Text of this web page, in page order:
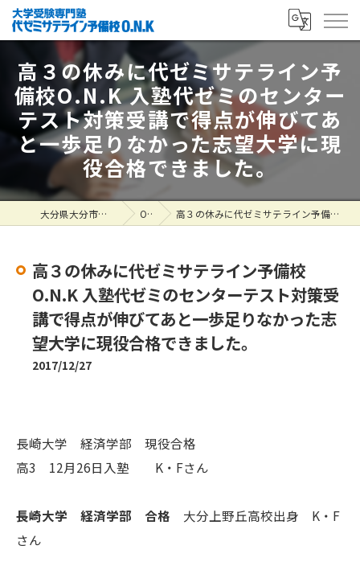
高３の休みに代ゼミサテライン予
備校O.N.K 入塾代ゼミのセンター
テスト対策受講で得点が伸びてあ
と一歩足りなかった志望大学に現
役合格できました。
大分県大分市の塾なら大学受験専門塾 代ゼミサテライン予備校O.N.K ONK掲示板 高３の休みに代ゼミサテライン予備校O.N.K 入塾代ゼミのセンターテスト対策受講で得点が伸びてあと一歩足りなかった志望大学に現役合格できました。
高３の休みに代ゼミサテライン予備校
O.N.K 入塾代ゼミのセンターテスト対策受
講で得点が伸びてあと一歩足りなかった志
望大学に現役合格できました。
2017/12/27
長崎大学 経済学部 現役合格
高3 12月26日入塾 K・Fさん
長崎大学 経済学部 合格 大分上野丘高校出身 K・F
さん